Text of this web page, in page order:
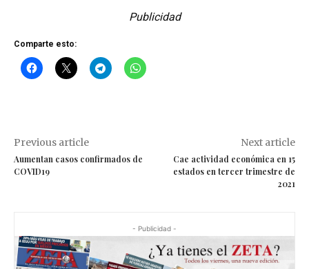
Publicidad
Comparte esto:
Previous article
Aumentan casos confirmados de
COVID19
Next article
Cae actividad económica en 15
estados en tercer trimestre de
2021
- Publicidad -